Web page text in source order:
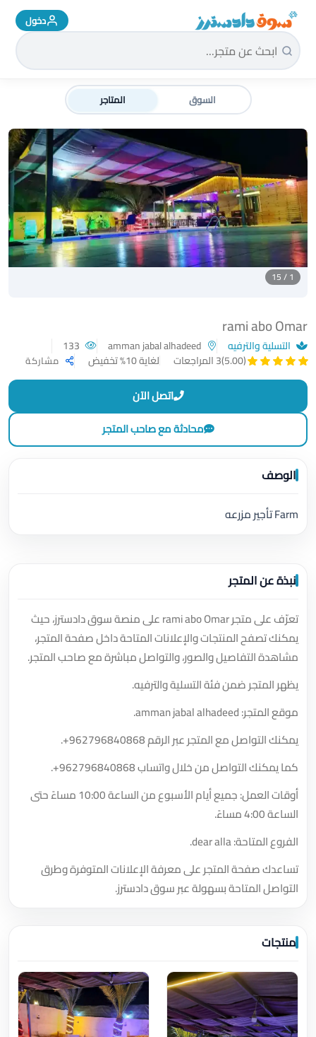
سوق دادسترز الرئيسية دخول
السوق المتاجر
rami abo Omar
التسلية والترفيه
(5.00)
3 المراجعات لغاية 10% تخفيض مشاركة
1 / 15
اتصل الآن
محادثة مع صاحب المتجر
الوصف
Farm تأجير مزرعه
نبذة عن المتجر
تعرّف على متجر rami abo Omar على منصة سوق دادسترز، حيث
يمكنك تصفح المنتجات والإعلانات المتاحة داخل صفحة المتجر،
مشاهدة التفاصيل والصور، والتواصل مباشرة مع صاحب المتجر.
يظهر المتجر ضمن فئة التسلية والترفيه.
موقع المتجر: amman jabal alhadeed.
يمكنك التواصل مع المتجر عبر الرقم+962796840868
.
كما يمكنك التواصل من خلال واتساب+962796840868
.
أوقات العمل: جميع أيام الأسبوع من الساعة 10:00 مساءً حتى
الساعة 4:00 مساءً.
الفروع المتاحة: dear alla.
تساعدك صفحة المتجر على معرفة الإعلانات المتوفرة وطرق
التواصل المتاحة بسهولة عبر سوق دادسترز.
منتجات